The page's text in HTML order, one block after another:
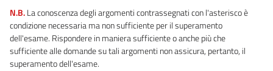
N.B.La conoscenza degli argomenti contrassegnati con l'asterisco è
condizione necessaria ma non sufficiente per il superamento
dell'esame. Rispondere in maniera sufficiente o anche più che
sufficiente alle domande su tali argomenti non assicura, pertanto, il
superamento dell'esame.